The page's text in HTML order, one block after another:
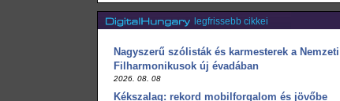
legfrissebb cikkei
Nagyszerű szólisták és karmesterek a Nemzeti
Filharmonikusok új évadában
2026. 08. 08
Kékszalag: rekord mobilforgalom és jövőbe